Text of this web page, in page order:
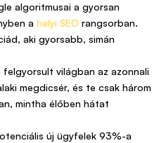
algoritmusai a gyorsan
a helyi SEO rangsorban.
aki gyorsabb, simán
felgyorsult világban az azonnali
megdicsér, és te csak három
mintha élőben hátat
új ügyfelek 93%-a